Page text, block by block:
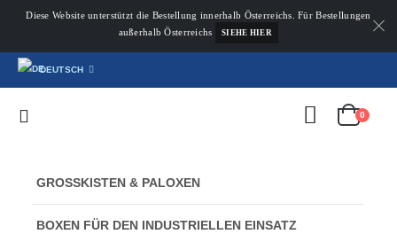
Diese Website unterstützt die Bestellung innerhalb Österreichs. Für Bestellungen
außerhalb Österreichs
SIEHE HIER
DEUTSCH
0
GROSSKISTEN & PALOXEN
BOXEN FÜR DEN INDUSTRIELLEN EINSATZ